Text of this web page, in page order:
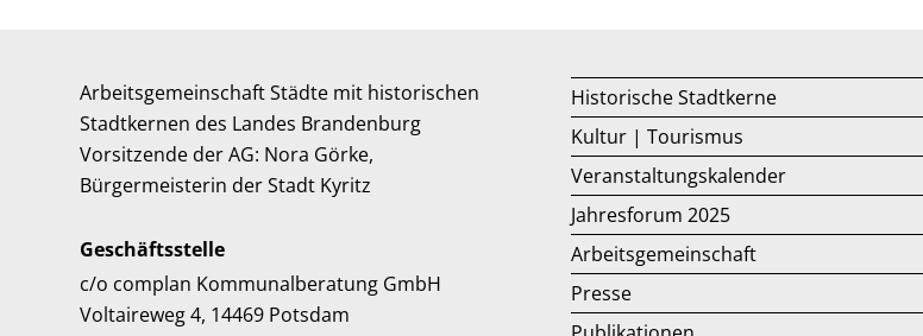
Arbeitsgemeinschaft Städte mit historischen
Stadtkernen des Landes Brandenburg
Vorsitzende der AG: Nora Görke,
Bürgermeisterin der Stadt Kyritz
Geschäftsstelle
c/o complan Kommunalberatung GmbH
Voltaireweg 4, 14469 Potsdam
Historische Stadtkerne
Kultur | Tourismus
Veranstaltungskalender
Jahresforum 2025
Arbeitsgemeinschaft
Presse